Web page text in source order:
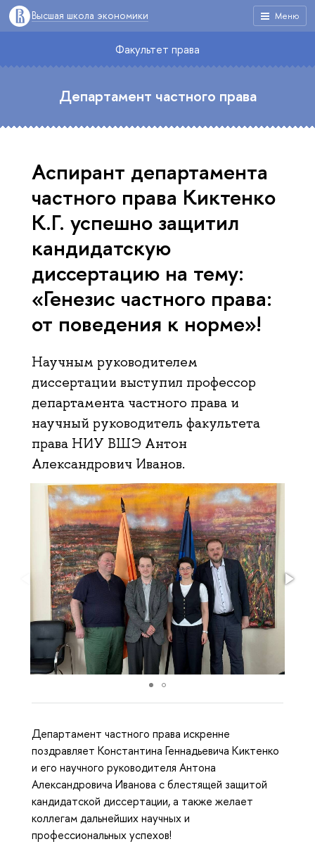
Меню
Высшая школа экономики
Факультет права
Департамент частного права
Аспирант департамента
частного права Киктенко
К.Г. успешно защитил
кандидатскую
диссертацию на тему:
«Генезис частного права:
от поведения к норме»!
Научным руководителем
диссертации выступил профессор
департамента частного права и
научный руководитель факультета
права НИУ ВШЭ Антон
Александрович Иванов.
Департамент частного права искренне
поздравляет Константина Геннадьевича Киктенко
и его научного руководителя Антона
Александровича Иванова с блестящей защитой
кандидатской диссертации, а также желает
коллегам дальнейших научных и
профессиональных успехов!